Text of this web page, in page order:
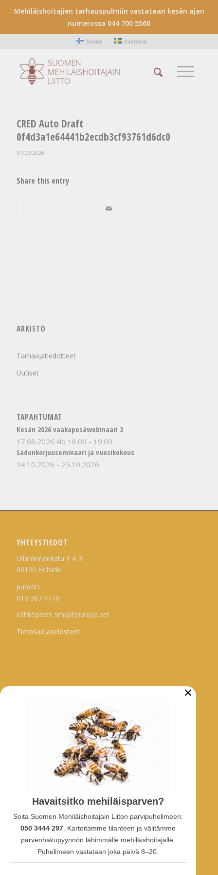
Mehiläishoitajien tarhauspulmiin vastataan kesän ajan
numerossa 044 700 5560
Suomi Svenska
CRED Auto Draft
0f4d3a1e64441b2ecdb3cf93761d6dc0
01/06/2026
Share this entry
ARKISTO
Tarhaajatiedotteet
Uutiset
TAPAHTUMAT
Kesän 2026 vaakapesäwebinaari 3
17.08.2026 klo 18:00 - 19:00
Sadonkorjuuseminaari ja vuosikokous
24.10.2026 - 25.10.2026
YHTEYSTIEDOT
Ullanlinnankatu 1 A 3
00130 Helsinki
puhelin:
010 387 4770
sähköposti: sml(at)hunaja.net
Tietosuojaselosteet
Facebook-ryhmä
Facebook-sivu
Facebook-profiili
Youtube
Havaitsitko mehiläisparven?
Soita Suomen Mehiläishoitajain Liiton parvipuhelimeen:
050 3444 297 . Kartoitamme tilanteen ja välitämme
parvenhakupyynnön lähimmälle mehiläishoitajalle.
Puhelimeen vastataan joka päivä 8–20.
×